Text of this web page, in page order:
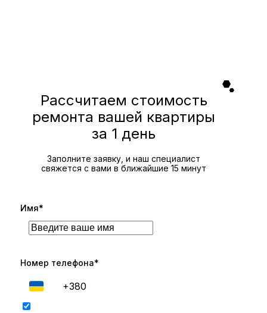
Рассчитаем стоимость
ремонта вашей квартиры
за 1 день
Заполните заявку, и наш специалист
свяжется с вами в ближайшие 15 минут
Имя*
Номер телефона*